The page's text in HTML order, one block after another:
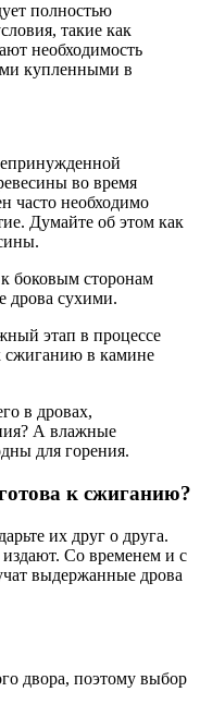
полностью
такие как
необходимость
купленными в
во время
часто необходимо
Думайте об этом как
боковым сторонам
дрова сухими.
этап в процессе
сжиганию в камине
в дровах,
А влажные
для горения.
к сжиганию?
их друг о друга.
Со временем и с
выдержанные дрова
двора, поэтому выбор